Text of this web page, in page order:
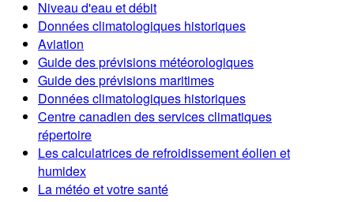
Niveau d'eau et débit
Données climatologiques historiques
Aviation
Guide des prévisions météorologiques
Guide des prévisions maritimes
Données climatologiques historiques
Centre canadien des services climatiques
répertoire
Les calculatrices de refroidissement éolien et
humidex
La météo et votre santé